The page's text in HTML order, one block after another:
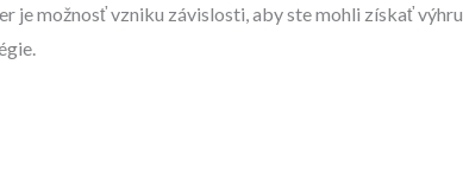
je možnosť vzniku závislosti, aby ste mohli získať výhru.